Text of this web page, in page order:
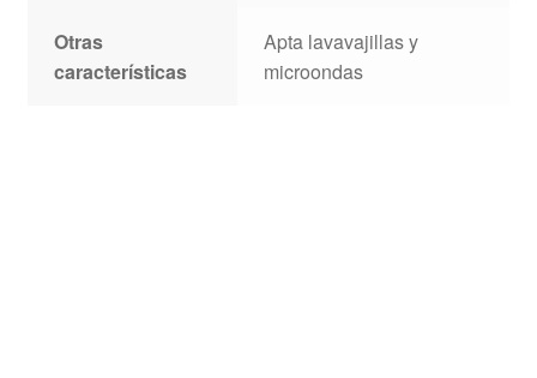
Otras
características
Apta lavavajillas y
microondas